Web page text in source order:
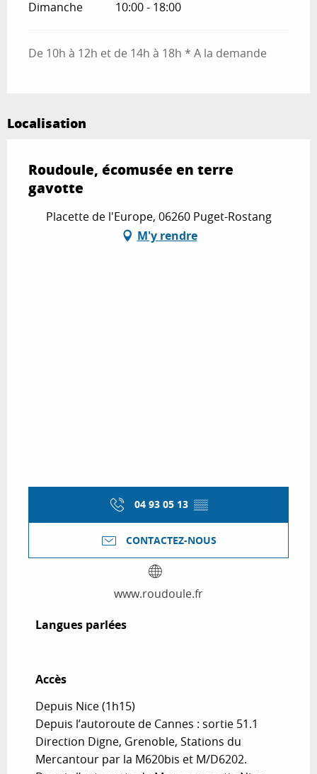
Dimanche 10:00 - 18:00
De 10h à 12h et de 14h à 18h * A la demande
Localisation
Roudoule, écomusée en terre
gavotte
Placette de l'Europe, 06260 Puget-Rostang
M'y rendre
04 93 05 13 ▒▒
CONTACTEZ-NOUS
www.roudoule.fr
Langues parlées
Langues parlées
Accès
Accès
Depuis Nice (1h15)
Depuis l’autoroute de Cannes : sortie 51.1
Direction Digne, Grenoble, Stations du
Mercantour par la M620bis et M/D6202.